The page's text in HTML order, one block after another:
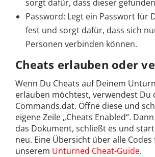
sorgt dafür, dass dieser
Password: Legt ein Passwort für
fest und sorgt dafür, dass sich
Personen verbinden können.
Cheats erlauben oder
Wenn Du Cheats auf Deinem
erlauben möchtest, verwendest Du
Commands.dat. Öffne diese und
eigene Zeile „Cheats Enabled“.
das Dokument, schließt es und
neu. Eine Übersicht über alle
unserem Unturned Cheat-Guide.